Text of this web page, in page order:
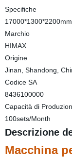
Specifiche
17000*1300*2200mm
Marchio
HIMAX
Origine
Jinan, Shandong,
Codice SA
8436100000
Capacità di
100sets/Month
Descrizione
Macchina